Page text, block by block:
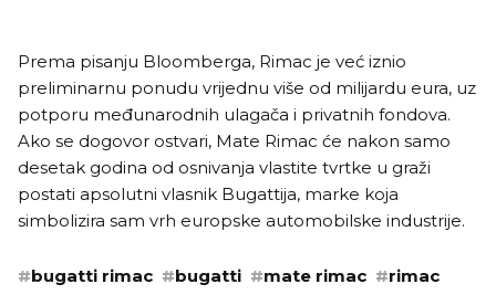
Prema pisanju Bloomberga, Rimac je već iznio
preliminarnu ponudu vrijednu više od milijardu eura, uz
potporu međunarodnih ulagača i privatnih fondova.
Ako se dogovor ostvari, Mate Rimac će nakon samo
desetak godina od osnivanja vlastite tvrtke u graži
postati apsolutni vlasnik Bugattija, marke koja
simbolizira sam vrh europske automobilske industrije.
#bugatti rimac #bugatti #mate rimac #rimac